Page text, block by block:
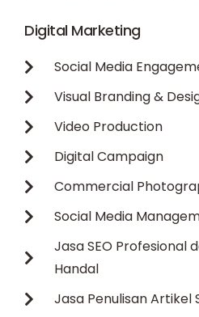
Digital Marketing
Social Media
Visual Branding &
Video Production
Digital Campaign
Commercial
Social Media
Jasa SEO Profesional
Handal
Jasa Penulisan Artikel